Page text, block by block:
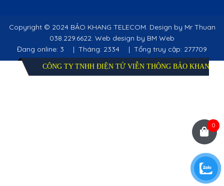
Copyright © 2024 BẢO KHANG TELECOM. Design by Mr Thuan
038.229.6622. Web design by BM Web
Đang online: 3
| Tháng: 2334 | Tổng truy cập: 277709
CÔNG TY TNHH ĐIỆN TỬ VIỄN THÔNG BẢO KHANG
0